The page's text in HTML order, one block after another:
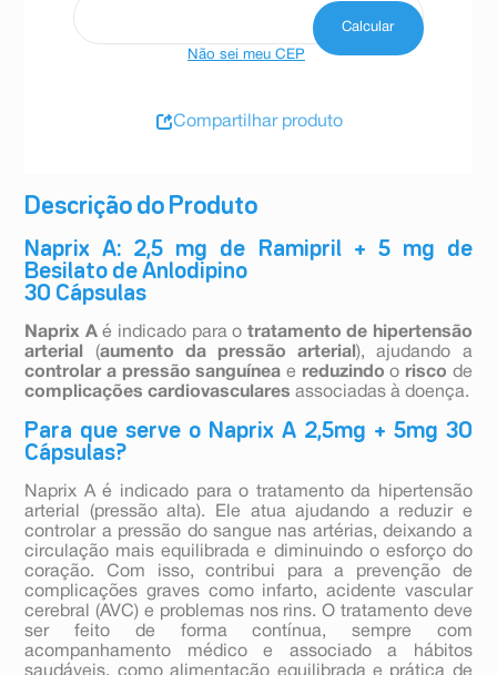
Descrição do Produto
Naprix A: 2,5 mg de Ramipril + 5 mg de
Besilato de Anlodipino
30 Cápsulas
Naprix Aé indicado para o tratamento de hipertensão
arterial
(aumento da pressão arterial ), ajudando a
controlar a pressão sanguínea e reduzindo o risco de
complicações cardiovasculares associadas à doença.
Para que serve o Naprix A 2,5mg + 5mg 30
Cápsulas?
Naprix A é indicado para o tratamento da hipertensão
arterial (pressão alta). Ele atua ajudando a reduzir e
controlar a pressão do sangue nas artérias, deixando a
circulação mais equilibrada e diminuindo o esforço do
coração. Com isso, contribui para a prevenção de
complicações graves como infarto, acidente vascular
cerebral (AVC) e problemas nos rins. O tratamento deve
ser feito de forma contínua, sempre com
acompanhamento médico e associado a hábitos
Não sei meu CEP
Compartilhar produto